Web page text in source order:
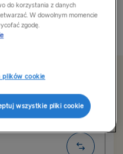
kierowcy i kabinę
do korzystania z danych
W dowolnym momencie
zgodę.
plików cookie
wszystkie pliki cookie